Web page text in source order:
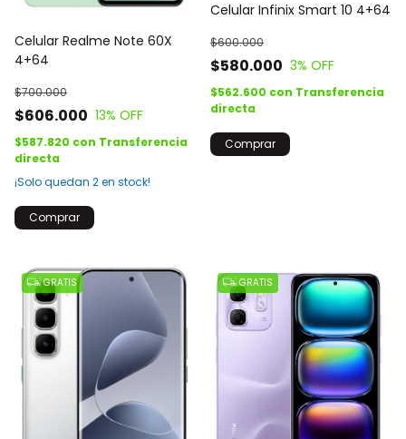
Celular Realme Note 60X
4+64
$606.000
$700.000
13% OFF
$587.820 con Transferencia
directa
¡Solo quedan 2en stock!
Comprar
Celular Infinix Smart 10 4+64
$580.000
$600.000
3% OFF
$562.600 con Transferencia
directa
Comprar
GRATIS GRATIS